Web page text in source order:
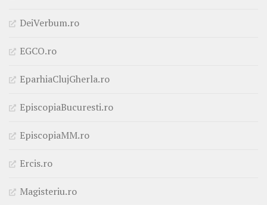
DeiVerbum.ro
EGCO.ro
EparhiaClujGherla.ro
EpiscopiaBucuresti.ro
EpiscopiaMM.ro
Ercis.ro
Magisteriu.ro